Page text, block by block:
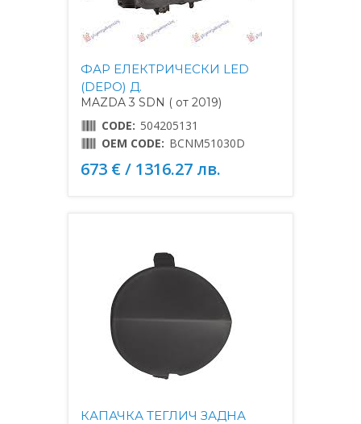
ФАР ЕЛЕКТРИЧЕСКИ LED
(DEPO) Д.
MAZDA 3 SDN ( от 2019)
CODE: 504205131
OEM CODE: BCNM51030D
673 € / 1316.27 лв.
КАПАЧКА ТЕГЛИЧ ЗАДНА